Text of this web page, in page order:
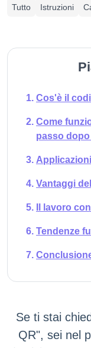
Tutto Istruzioni
Cos'è il
Come
passo
Vantaggi
Il lavoro
Tendenze
Se ti stai
QR", sei nel